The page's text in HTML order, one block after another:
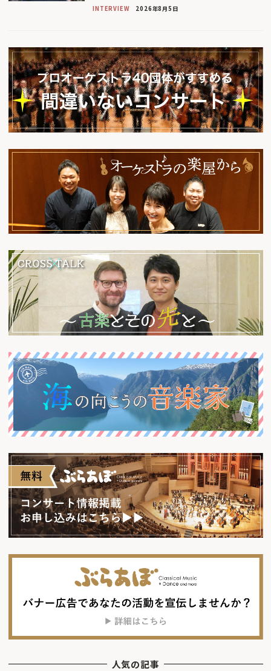
INTERVIEW 2026年8月5日
人気の記事